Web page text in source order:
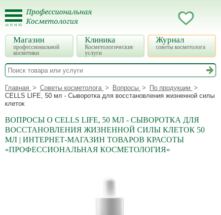
Магазин
профессиональной
косметики
Клиника
Косметологические
услуги
Журнал
советы косметолога
Главная Советы косметолога Вопросы
По продукции
CELLS LIFE, 50 мл - Сыворотка для восстановления жизненной силы
клеток
ВОПРОСЫ О CELLS LIFE, 50 МЛ - СЫВОРОТКА ДЛЯ
ВОССТАНОВЛЕНИЯ ЖИЗНЕННОЙ СИЛЫ КЛЕТОК 50
МЛ | ИНТЕРНЕТ-МАГАЗИН ТОВАРОВ КРАСОТЫ
«ПРОФЕССИОНАЛЬНАЯ КОСМЕТОЛОГИЯ»